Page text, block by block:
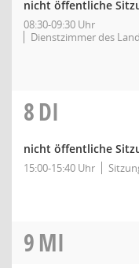
nicht öffentliche
08:30-09:30 Uhr
Dienstzimmer des
8DI
nicht öffentliche
15:00-15:40 Uhr
9MI